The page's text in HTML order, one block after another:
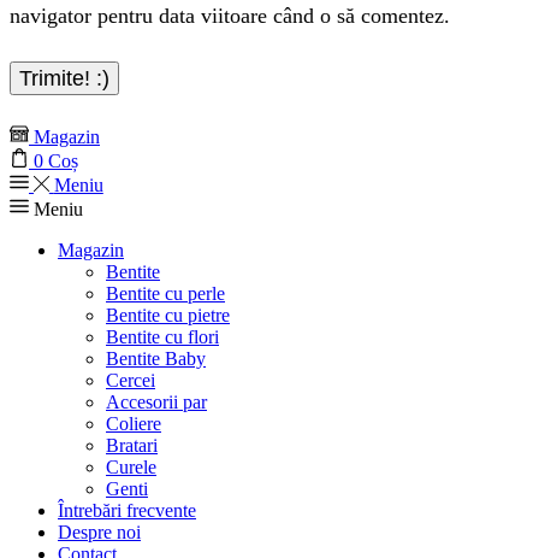
navigator pentru data viitoare când o să comentez.
Magazin
0 Coș
Meniu
Meniu
Magazin
Bentite
Bentite cu perle
Bentite cu pietre
Bentite cu flori
Bentite Baby
Cercei
Accesorii par
Coliere
Bratari
Curele
Genti
Întrebări frecvente
Despre noi